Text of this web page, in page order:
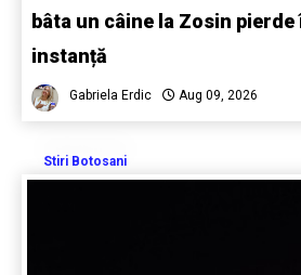
bâta un câine la Zosin pierde
instanță
Gabriela Erdic Aug 09, 2026
Stiri Botosani